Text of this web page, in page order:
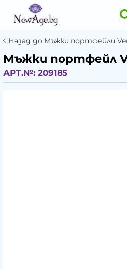
Назад до Мъжки портфейли
Мъжки портфейл
АРТ.№: 209185